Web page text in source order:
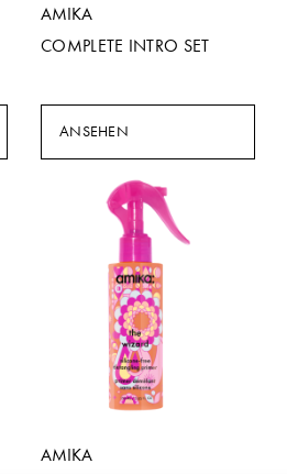
AMIKA
COMPLETE INTRO SET
ANSEHEN
AMIKA